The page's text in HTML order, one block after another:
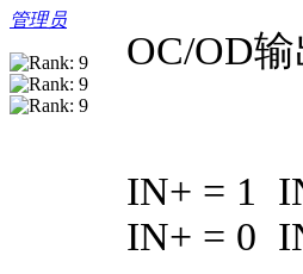
管理员
OC/OD
IN+ = 1
IN+ = 0